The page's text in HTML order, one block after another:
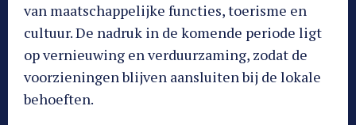
van maatschappelijke functies, toerisme en
cultuur. De nadruk in de komende periode ligt
op vernieuwing en verduurzaming, zodat de
voorzieningen blijven aansluiten bij de lokale
behoeften.